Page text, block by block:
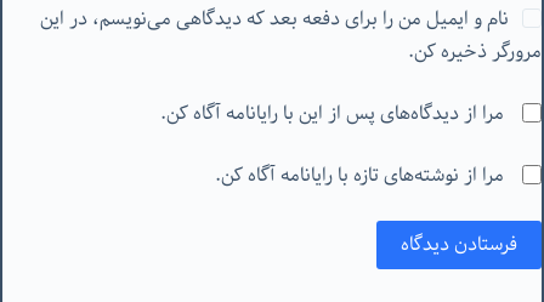
نام و ایمیل من را برای دفعه بعد که دیدگاهی می‌نویسم، در این
مرورگر ذخیره کن.
مرا از دیدگاه‌های پس از این با رایانامه آگاه کن.
مرا از نوشته‌های تازه با رایانامه آگاه کن.
فرستادن دیدگاه